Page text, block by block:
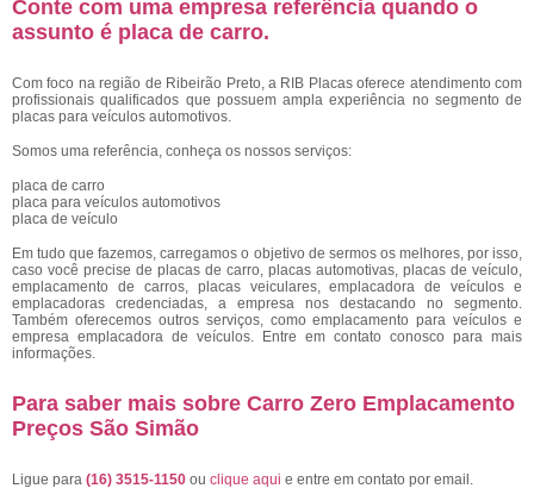
Conte com uma empresa referência quando o
assunto é placa de carro.
Com foco na região de Ribeirão Preto, a RIB Placas oferece atendimento com
profissionais qualificados que possuem ampla experiência no segmento de
placas para veículos automotivos.
Somos uma referência, conheça os nossos serviços:
placa de carro
placa para veículos automotivos
placa de veículo
Em tudo que fazemos, carregamos o objetivo de sermos os melhores, por isso,
caso você precise de placas de carro, placas automotivas, placas de veículo,
emplacamento de carros, placas veiculares, emplacadora de veículos e
emplacadoras credenciadas, a empresa nos destacando no segmento.
Também oferecemos outros serviços, como emplacamento para veículos e
empresa emplacadora de veículos. Entre em contato conosco para mais
informações.
Para saber mais sobre Carro Zero Emplacamento
Preços São Simão
Ligue para (16) 3515-1150 ou clique aqui e entre em contato por email.